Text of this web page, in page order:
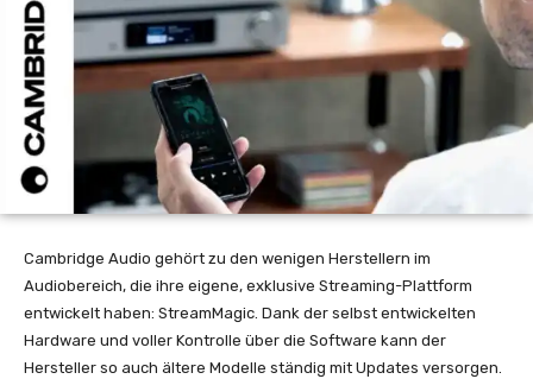
Cambridge Audio gehört zu den wenigen Herstellern im
Audiobereich, die ihre eigene, exklusive Streaming-Plattform
entwickelt haben: StreamMagic. Dank der selbst entwickelten
Hardware und voller Kontrolle über die Software kann der
Hersteller so auch ältere Modelle ständig mit Updates versorgen.